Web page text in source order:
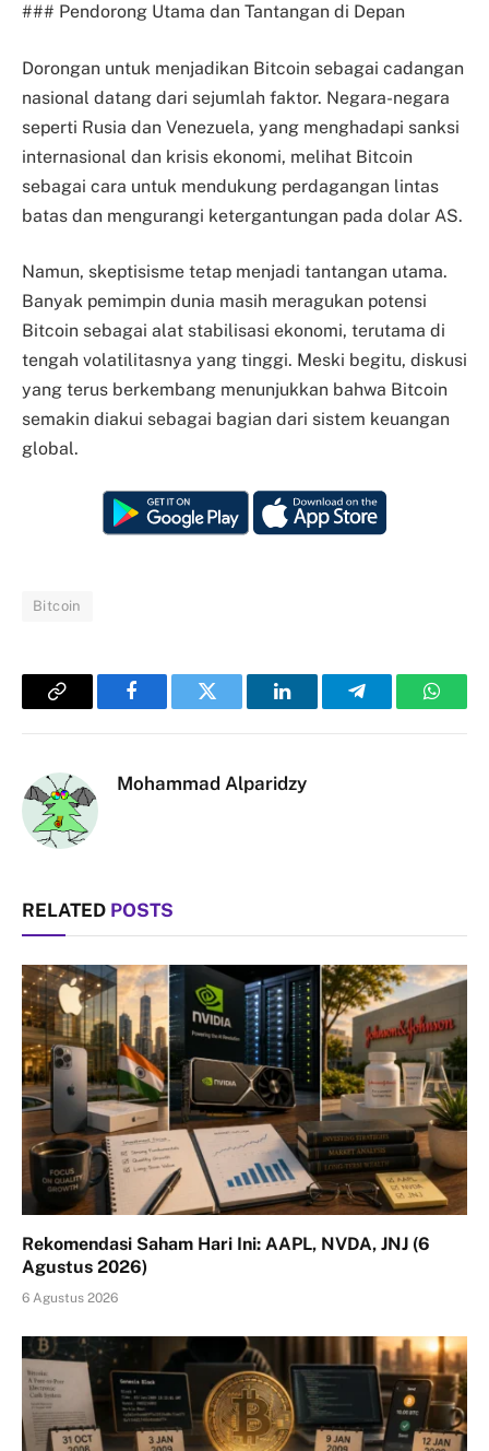
### Pendorong Utama dan Tantangan di Depan
Dorongan untuk menjadikan Bitcoin sebagai cadangan
nasional datang dari sejumlah faktor. Negara-negara
seperti Rusia dan Venezuela, yang menghadapi sanksi
internasional dan krisis ekonomi, melihat Bitcoin
sebagai cara untuk mendukung perdagangan lintas
batas dan mengurangi ketergantungan pada dolar AS.
Namun, skeptisisme tetap menjadi tantangan utama.
Banyak pemimpin dunia masih meragukan potensi
Bitcoin sebagai alat stabilisasi ekonomi, terutama di
tengah volatilitasnya yang tinggi. Meski begitu, diskusi
yang terus berkembang menunjukkan bahwa Bitcoin
semakin diakui sebagai bagian dari sistem keuangan
global.
Bitcoin
Copy
FacebookTwitter LinkedInTelegram
Mohammad Alparidzy
RELATED POSTS
Rekomendasi Saham Hari Ini: AAPL, NVDA, JNJ (6
Agustus 2026)
6 Agustus 2026